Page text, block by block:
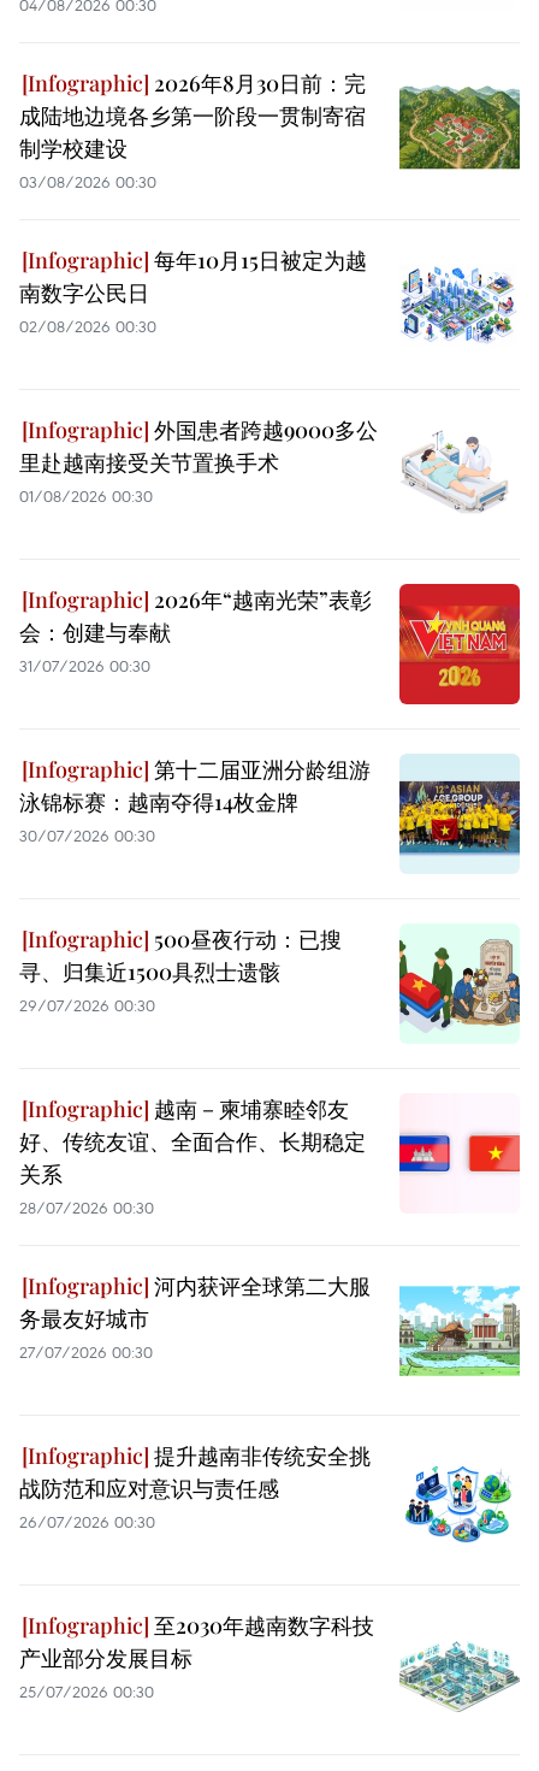
04/08/2026 00:30
2026年8月30日前：完
成陆地边境各乡第一阶段一贯制寄宿
制学校建设
03/08/2026 00:30
每年10月15日被定为越
南数字公民日
02/08/2026 00:30
外国患者跨越9000多公
里赴越南接受关节置换手术
01/08/2026 00:30
2026年“越南光荣”表彰
会：创建与奉献
31/07/2026 00:30
第十二届亚洲分龄组游
泳锦标赛：越南夺得14枚金牌
30/07/2026 00:30
500昼夜行动：已搜
寻、归集近1500具烈士遗骸
29/07/2026 00:30
越南－柬埔寨睦邻友
好、传统友谊、全面合作、长期稳定
关系
28/07/2026 00:30
河内获评全球第二大服
务最友好城市
27/07/2026 00:30
提升越南非传统安全挑
战防范和应对意识与责任感
26/07/2026 00:30
至2030年越南数字科技
产业部分发展目标
25/07/2026 00:30